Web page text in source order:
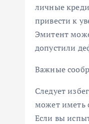
личные
привести к
Эмитент
допустили
Важные
Следует
может иметь
Если вы